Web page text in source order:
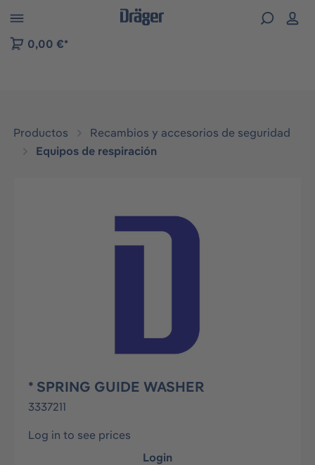
to B2B platform navigation
0,00 €*
Productos
Recambios y accesorios de seguridad
Equipos de respiración
Omitir galería de imágenes
* SPRING GUIDE WASHER
3337211
Log in to see prices
Login